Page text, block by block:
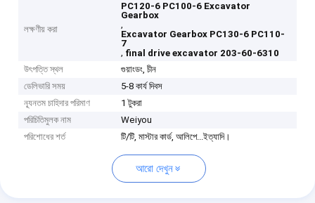
লক্ষণীয় করা
PC120-6 PC100-6 Excavator
Gearbox
,
Excavator Gearbox PC130-6 PC110-
7
, final drive excavator 203-60-6310
উৎপত্তি স্থল
গুয়াংডং, চীন
ডেলিভারি সময়
5-8 কার্য দিবস
ন্যূনতম চাহিদার পরিমাণ
1 টুকরা
পরিচিতিমুলক নাম
Weiyou
পরিশোধের শর্ত
টি/টি, মাস্টার কার্ড, আলিপে...ইত্যাদি।
আরো দেখুন